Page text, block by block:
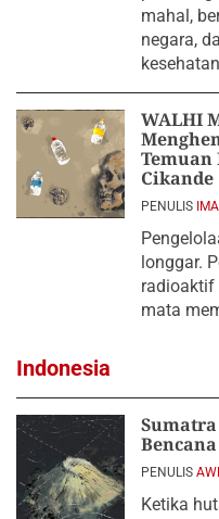
mahal,
negara,
WALHI
Cikande
PENULIS
longgar.
radioaktif
mata
Indonesia
PENULIS
Ketika